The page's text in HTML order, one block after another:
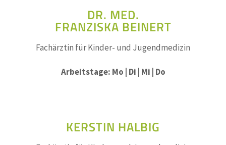
DR. MED.
FRANZISKA BEINERT
Fachärztin für Kinder- und Jugendmedizin
Arbeitstage: Mo | Di | Mi | Do
KERSTIN HALBIG